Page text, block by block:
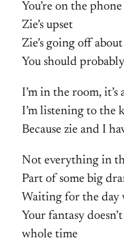
You’re on the
Zie’s upset
Zie’s going off
You should
I’m in the room,
I’m listening to the
Because zie and I
Not everything in
Part of some big
Waiting for the day
Your fantasy
whole time